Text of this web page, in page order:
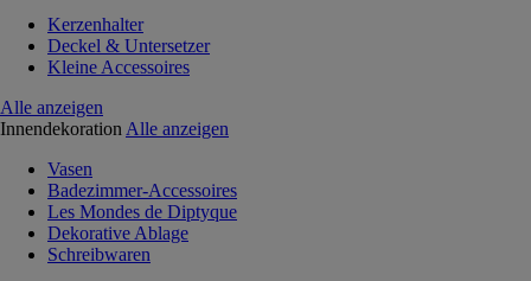
Kerzenhalter
Deckel & Untersetzer
Kleine Accessoires
Alle anzeigen
Innendekoration Alle anzeigen
Vasen
Badezimmer-Accessoires
Les Mondes de Diptyque
Dekorative Ablage
Schreibwaren